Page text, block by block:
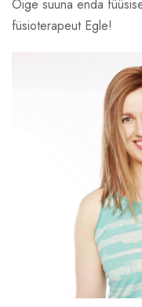
Õige suuna enda
füsioterapeut Egle!